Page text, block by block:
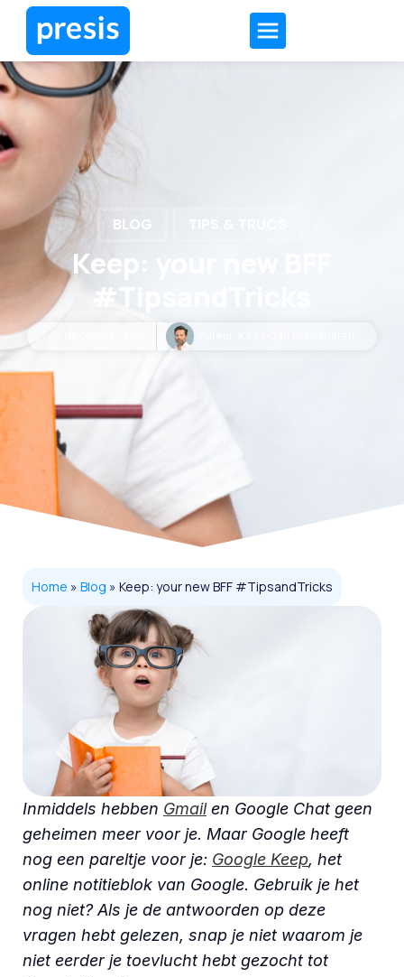
BLOG
Keep: your new BFF
#TipsandTricks
Home » Blog » Keep: your new BFF #TipsandTricks
Inmiddels hebben Gmailen Google Chat geen
geheimen meer voor je. Maar Google heeft
nog een pareltje voor je: Google Keep, het
online notitieblok van Google. Gebruik je het
nog niet? Als je de antwoorden op deze
vragen hebt gelezen, snap je niet waarom je
niet eerder je toevlucht hebt gezocht tot